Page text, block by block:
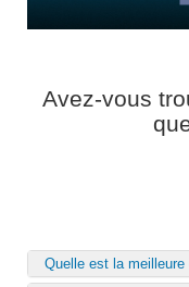
Avez-vous
Quelle est la meilleure